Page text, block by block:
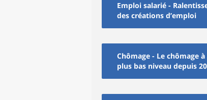
Emploi salarié -
des créations d’emploi
Chômage - Le chômage
plus bas niveau depuis